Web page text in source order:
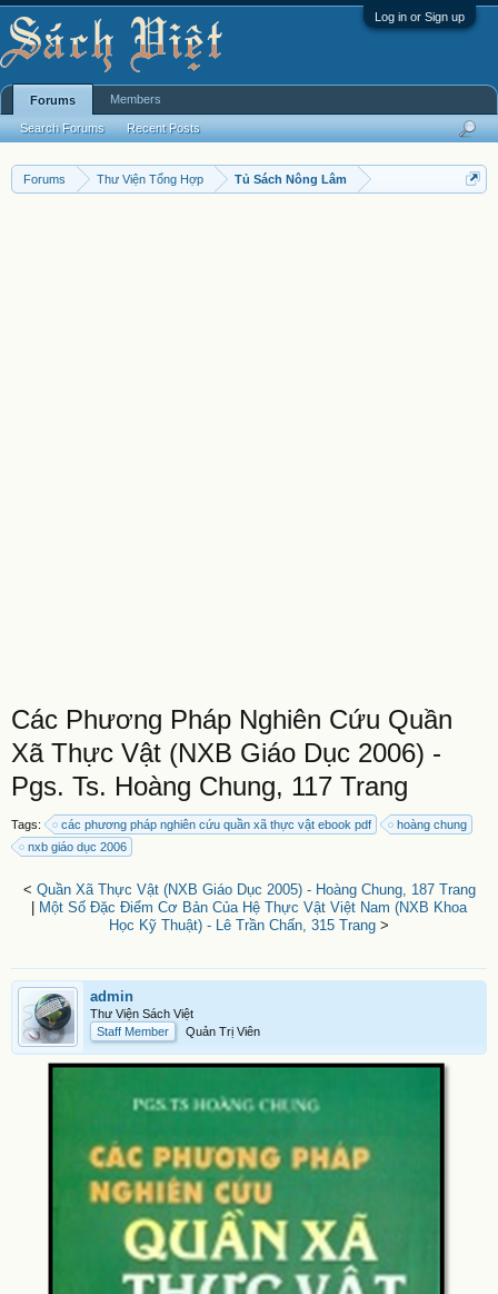
Log in or Sign up
Forums Thư Viện Tổng Hợp Tủ Sách Nông Lâm
Các Phương Pháp Nghiên Cứu Quần
Xã Thực Vật (NXB Giáo Dục 2006) -
Pgs. Ts. Hoàng Chung, 117 Trang
Tags: các phương pháp nghiên cứu quần xã thực vật ebook pdf
hoàng chung
nxb giáo dục 2006
< Quần Xã Thực Vật (NXB Giáo Dục 2005) - Hoàng Chung, 187 Trang
Một Số Đặc Điểm Cơ Bản Của Hệ Thực Vật Việt Nam (NXB Khoa
Học Kỹ Thuật) - Lê Trần Chấn, 315 Trang >
admin
Thư Viện Sách Việt
Staff Member
Quản Trị Viên
Forums
Search Forums Recent Posts
Members